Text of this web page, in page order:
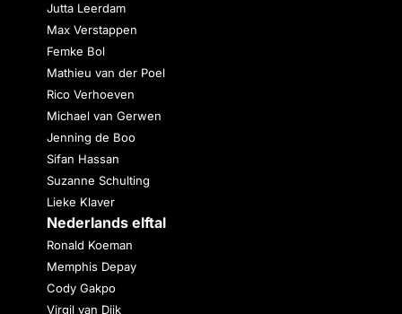
Jutta Leerdam
Max Verstappen
Femke Bol
Mathieu van der Poel
Rico Verhoeven
Michael van Gerwen
Jenning de Boo
Sifan Hassan
Suzanne Schulting
Lieke Klaver
Nederlands elftal
Ronald Koeman
Memphis Depay
Cody Gakpo
Virgil van Dijk